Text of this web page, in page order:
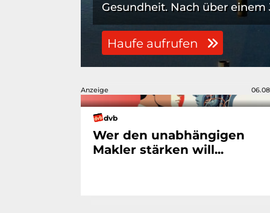
Gesundheit. Nach über
Haufe aufrufen
Anzeige
dvb
Wer den unabhängigen
Makler stärken will...